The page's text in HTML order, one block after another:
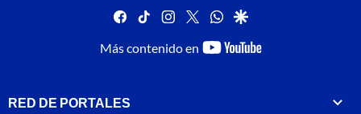
facebook
tiktok instagram
twitterwhatsapp
google
Más contenido en
youtube-
RED DE PORTALES